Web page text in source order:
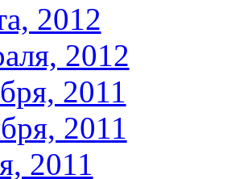
2012
2012
2011
2011
2011